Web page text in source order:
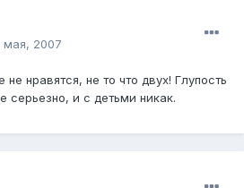
мая, 2007
нравятся, не то что двух! Глупость
серьезно, и с детьми никак.